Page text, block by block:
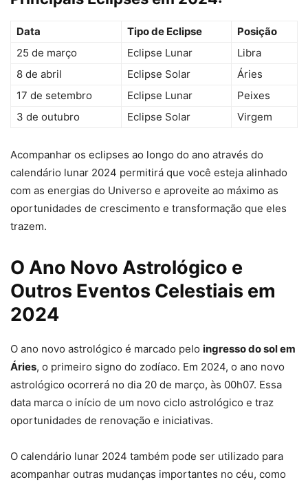
Data Tipo de Eclipse
Posição
25 de março
Eclipse Lunar
Libra
8 de abril
Eclipse Solar
Áries
17 de setembro
Eclipse Lunar
Peixes
3 de outubro
Eclipse Solar Virgem
Acompanhar os eclipses ao longo do ano através do
calendário lunar 2024 permitirá que você esteja alinhado
com as energias do Universo e aproveite ao máximo as
oportunidades de crescimento e transformação que eles
trazem.
O Ano Novo Astrológico e
Outros Eventos Celestiais em
2024
O ano novo astrológico é marcado pelo ingresso do sol em
Áries, o primeiro signo do zodíaco. Em 2024, o ano novo
astrológico ocorrerá no dia 20 de março, às 00h07. Essa
data marca o início de um novo ciclo astrológico e traz
oportunidades de renovação e iniciativas.
O calendário lunar 2024 também pode ser utilizado para
acompanhar outras mudanças importantes no céu, como